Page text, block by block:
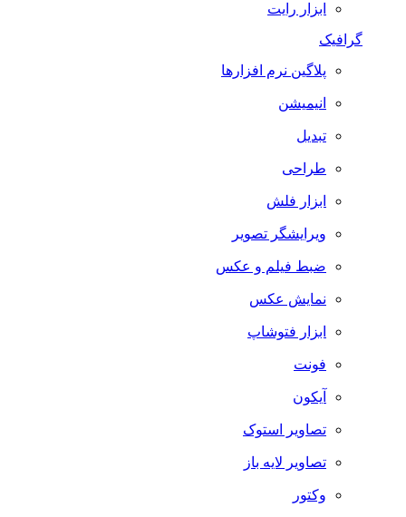
ابزار رایت
گرافیک
پلاگین نرم افزارها
انیمیشن
تبدیل
طراحی
ابزار فلش
ویرایشگر تصویر
ضبط فيلم و عكس
نمایش عکس
ابزار فتوشاپ
فونت
آیکون
تصاویر استوک
تصاویر لایه باز
وکتور